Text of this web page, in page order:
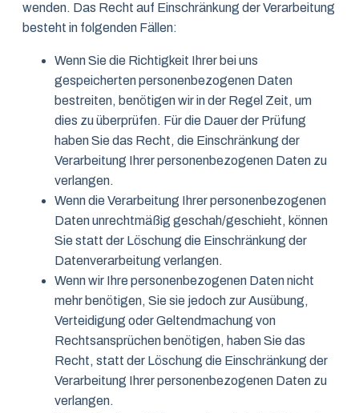
wenden. Das Recht auf Einschränkung der Verarbeitung
besteht in folgenden Fällen:
Wenn Sie die Richtigkeit Ihrer bei uns
gespeicherten personenbezogenen Daten
bestreiten, benötigen wir in der Regel Zeit, um
dies zu überprüfen. Für die Dauer der Prüfung
haben Sie das Recht, die Einschränkung der
Verarbeitung Ihrer personenbezogenen Daten zu
verlangen.
Wenn die Verarbeitung Ihrer personenbezogenen
Daten unrechtmäßig geschah/geschieht, können
Sie statt der Löschung die Einschränkung der
Datenverarbeitung verlangen.
Wenn wir Ihre personenbezogenen Daten nicht
mehr benötigen, Sie sie jedoch zur Ausübung,
Verteidigung oder Geltendmachung von
Rechtsansprüchen benötigen, haben Sie das
Recht, statt der Löschung die Einschränkung der
Verarbeitung Ihrer personenbezogenen Daten zu
verlangen.